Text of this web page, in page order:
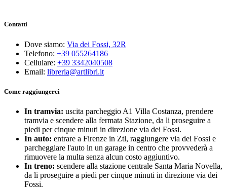
Contatti
Dove siamo: Via dei Fossi, 32R
Telefono: +39 055264186
Cellulare: +39 3342040508
Email: libreria@artlibri.it
Come raggiungerci
In tramvia: uscita parcheggio A1 Villa Costanza, prendere
tramvia e scendere alla fermata Stazione, da li proseguire a
piedi per cinque minuti in direzione via dei Fossi.
In auto: entrare a Firenze in Ztl, raggiungere via dei Fossi e
parcheggiare l'auto in un garage in centro che provvederà a
rimuovere la multa senza alcun costo aggiuntivo.
In treno: scendere alla stazione centrale Santa Maria Novella,
da li proseguire a piedi per cinque minuti in direzione via dei
Fossi.